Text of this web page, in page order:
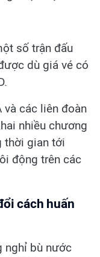
số trận đấu
dù giá vé có
và các liên đoàn
nhiều chương
thời gian tới
động trên các
cách huấn
nghỉ bù nước